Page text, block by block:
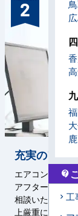
2
充実のアフ
エアコンセンタ
アフターサービ
相談いただける
上厳重に保管し
contact_support
工